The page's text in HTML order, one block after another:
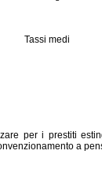
Tassi medi
per i prestiti
a